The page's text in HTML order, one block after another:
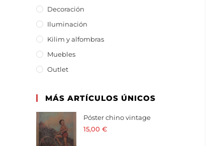
Decoración
Iluminación
Kilim y alfombras
Muebles
Outlet
MÁS ARTÍCULOS ÚNICOS
Póster chino vintage
15,00 €